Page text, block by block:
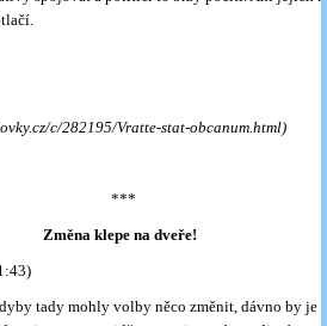
c/282195/Vratte-stat-obcanum.html)
***
Změna klepe na dveře!
tady mohly volby něco změnit, dávno by je